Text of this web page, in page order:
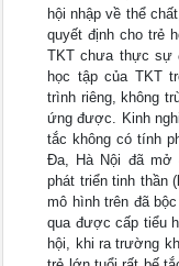
hội nhập về thể
quyết định cho trẻ
TKT chưa thực sự
học tập của TKT
trình riêng, không
ứng được. Kinh
tắc không có tính
Đa, Hà Nội đã mở
phát triển tinh thần
mô hình trên đã
qua được cấp tiểu
hội, khi ra trường